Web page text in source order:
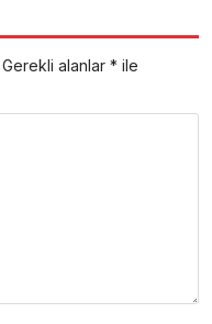
Gerekli alanlar * ile